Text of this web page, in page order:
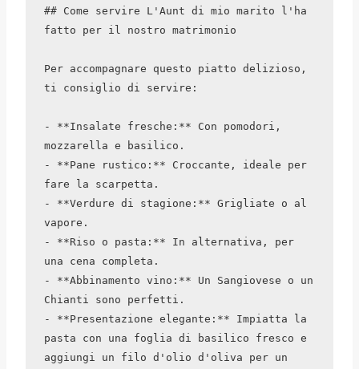
## Come servire L'Aunt di mio marito l'ha
fatto per il nostro matrimonio
Per accompagnare questo piatto delizioso,
ti consiglio di servire:
- **Insalate fresche:** Con pomodori,
mozzarella e basilico.
- **Pane rustico:** Croccante, ideale per
fare la scarpetta.
- **Verdure di stagione:** Grigliate o al
vapore.
- **Riso o pasta:** In alternativa, per
una cena completa.
- **Abbinamento vino:** Un Sangiovese o un
Chianti sono perfetti.
- **Presentazione elegante:** Impiatta la
pasta con una foglia di basilico fresco e
aggiungi un filo d'olio d'oliva per un